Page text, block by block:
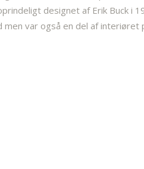
designet af Erik Buck i
var også en del af interiøret